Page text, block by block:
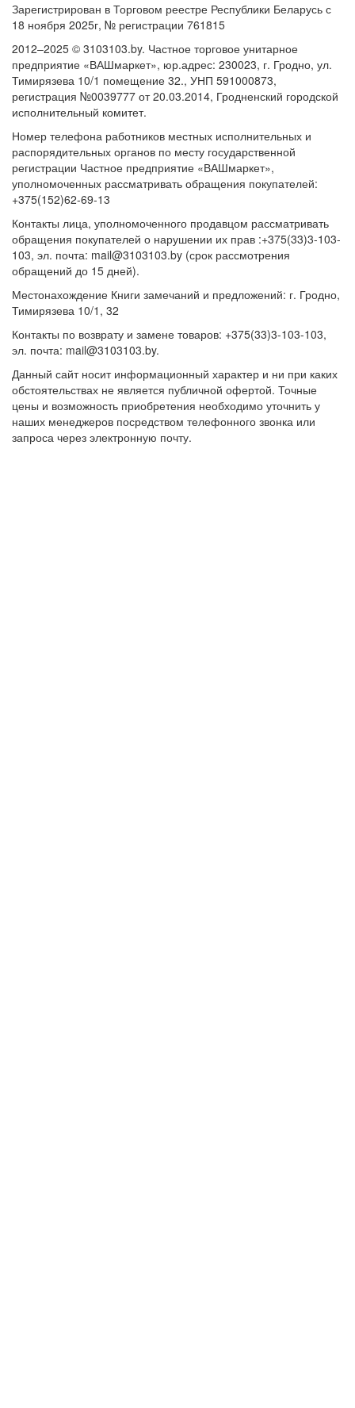
Зарегистрирован в Торговом реестре Республики Беларусь с
18 ноября 2025г, № регистрации 761815
2012–2025 © 3103103.by. Частное торговое унитарное
предприятие «ВАШмаркет», юр.адрес: 230023, г. Гродно, ул.
Тимирязева 10/1 помещение 32., УНП 591000873,
регистрация №0039777 от 20.03.2014, Гродненский городской
исполнительный комитет.
Номер телефона работников местных исполнительных и
распорядительных органов по месту государственной
регистрации Частное предприятие «ВАШмаркет»,
уполномоченных рассматривать обращения покупателей:
+375(152)62-69-13
Контакты лица, уполномоченного продавцом рассматривать
обращения покупателей о нарушении их прав :+375(33)3-103-
103, эл. почта: mail@3103103.by (срок рассмотрения
обращений до 15 дней).
Местонахождение Книги замечаний и предложений: г. Гродно,
Тимирязева 10/1, 32
Контакты по возврату и замене товаров: +375(33)3-103-103,
эл. почта: mail@3103103.by.
Данный сайт носит информационный характер и ни при каких
обстоятельствах не является публичной офертой. Точные
цены и возможность приобретения необходимо уточнить у
наших менеджеров посредством телефонного звонка или
запроса через электронную почту.